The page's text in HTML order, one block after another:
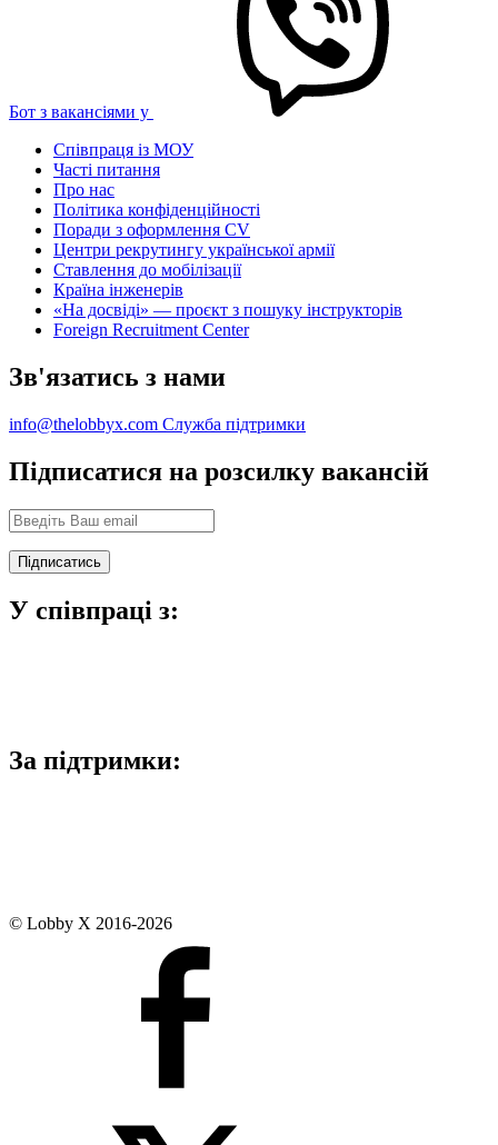
Бот з вакансіями у
Співпраця із МОУ
Часті питання
Про нас
Політика конфіденційності
Поради з оформлення CV
Центри рекрутингу української армії
Ставлення до мобілізації
Країна інженерів
«На досвіді» — проєкт з пошуку інструкторів
Foreign Recruitment Center
Зв'язатись з нами
info@thelobbyx.com Служба підтримки
Підписатися на розсилку вакансій
У співпраці з:
За підтримки:
© Lobby X 2016-2026